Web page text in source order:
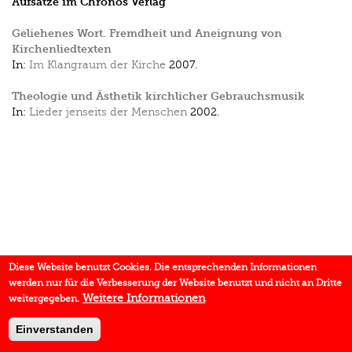
Geliehenes Wort. Fremdheit und Aneignung von
Kirchenliedtexten
In: Im Klangraum der Kirche 2007.
Theologie und Ästhetik kirchlicher Gebrauchsmusik
In: Lieder jenseits der Menschen 2002.
Diese Website benutzt Cookies. Die entsprechenden Informationen
werden nur für die Verbesserung der Website benutzt und nicht an Dritte
weitergegeben. Weitere Informationen
Einverstanden